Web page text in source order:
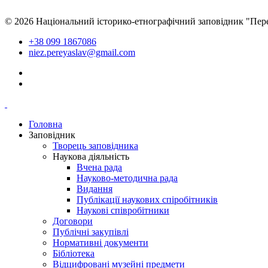
© 2026 Національний історико-етнографічний заповідник
+38 099 1867086
niez.pereyaslav@gmail.com
Головна
Заповідник
Творець заповідника
Наукова діяльність
Вчена рада
Науково-методична рада
Видання
Публікації наукових спіробітників
Наукові співробітники
Договори
Публічні закупівлі
Нормативні документи
Бібліотека
Відцифровані музейні предмети